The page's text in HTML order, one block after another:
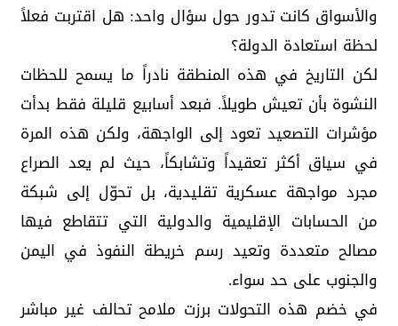
والأسواق كانت تدور حول سؤال واحد: هل اقتربت فعلاً
لحظة استعادة الدولة؟
لكن التاريخ في هذه المنطقة نادراً ما يسمح للحظات
النشوة بأن تعيش طويلاً. فبعد أسابيع قليلة فقط بدأت
مؤشرات التصعيد تعود إلى الواجهة، ولكن هذه المرة
في سياق أكثر تعقيداً وتشابكاً، حيث لم يعد الصراع
مجرد مواجهة عسكرية تقليدية، بل تحوّل إلى شبكة
من الحسابات الإقليمية والدولية التي تتقاطع فيها
مصالح متعددة وتعيد رسم خريطة النفوذ في اليمن
والجنوب على حد سواء.
في خضم هذه التحولات برزت ملامح تحالف غير مباشر